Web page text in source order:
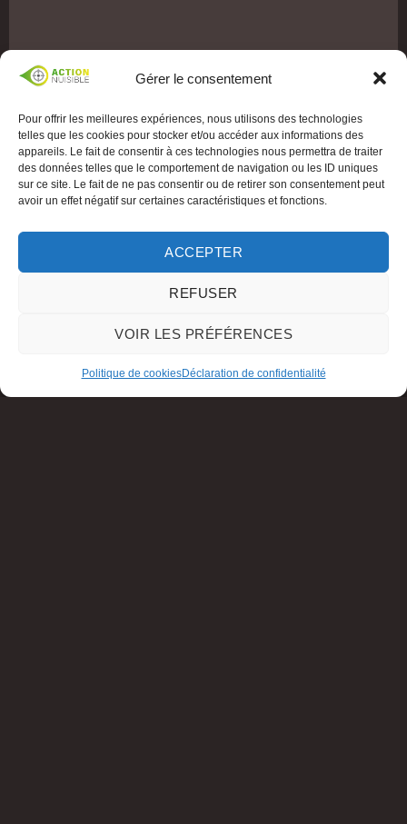
Gérer le consentement
Pour offrir les meilleures expériences, nous utilisons des technologies
telles que les cookies pour stocker et/ou accéder aux informations des
appareils. Le fait de consentir à ces technologies nous permettra de traiter
des données telles que le comportement de navigation ou les ID uniques
sur ce site. Le fait de ne pas consentir ou de retirer son consentement peut
avoir un effet négatif sur certaines caractéristiques et fonctions.
ACCEPTER
REFUSER
VOIR LES PRÉFÉRENCES
Politique de cookiesDéclaration de confidentialité